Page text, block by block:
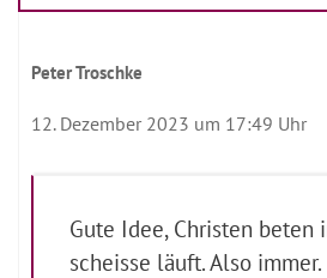
Peter Troschke
12. Dezember 2023 um 17:49 Uhr
Gute Idee, Christen beten
scheisse läuft. Also immer.